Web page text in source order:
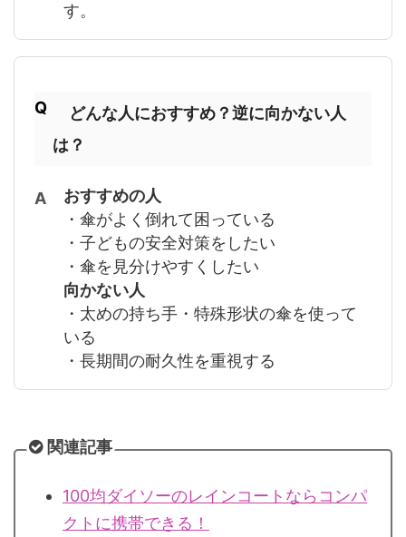
す。
どんな人におすすめ？逆に向かない人
は？
おすすめの人
・傘がよく倒れて困っている
・子どもの安全対策をしたい
・傘を見分けやすくしたい
向かない人
・太めの持ち手・特殊形状の傘を使って
いる
・長期間の耐久性を重視する
関連記事
100均ダイソーのレインコートならコンパ
クトに携帯できる！